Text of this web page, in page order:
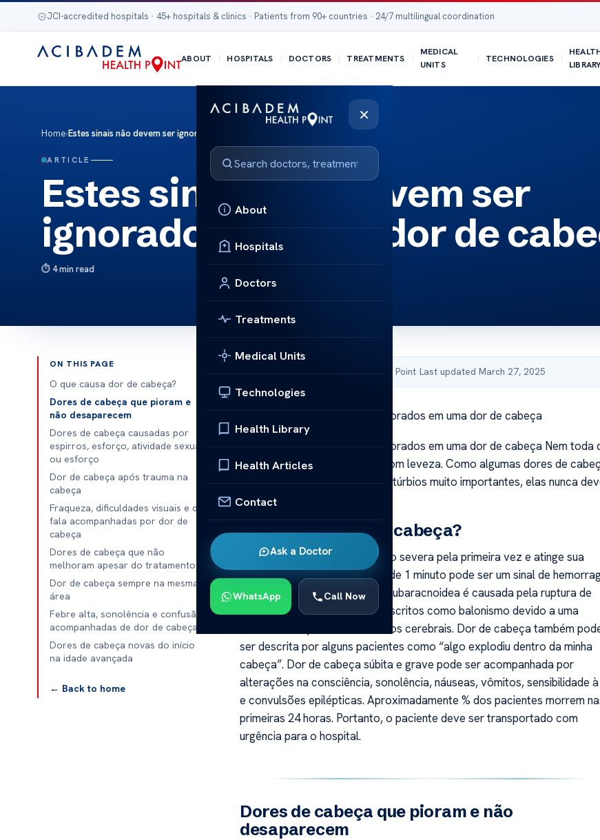
JCI-accredited hospitals · 45+ hospitals & clinics · Patients from 90+ countries · 24/7 multilingual coordination
ABOUT HOSPITALS DOCTORS TREATMENTS
MEDICAL
UNITS
TECHNOLOGIES
×
About
Hospitals
Doctors
Treatments
Medical Units
Technologies
Health Library
Health Articles
Contact
Ask a Doctor
WhatsApp Call Now
Home›Estes sinais não devem ser ignorados em uma dor de cabeça
ARTICLE
Estes sinais não devem ser
ignorados em uma dor de
4 min read
ON THIS PAGE
O que causa dor de cabeça?
Dores de cabeça que pioram e
não desaparecem
Dores de cabeça causadas por
espirros, esforço, atividade sexual
ou esforço
Dor de cabeça após trauma na
cabeça
Fraqueza, dificuldades visuais e de
fala acompanhadas por dor de
cabeça
Dores de cabeça que não
melhoram apesar do tratamento
Dor de cabeça sempre na mesma
área
Febre alta, sonolência e confusão
acompanhadas de dor de cabeça
Dores de cabeça novas do início
na idade avançada
← Back to home
Published by Acibadem Health Point·Last updated March 27, 2025
Estes sinais não devem ser ignorados em uma dor de cabeça
Estes sinais não devem ser ignorados em uma dor de cabeça Nem toda
de cabeça deve ser tomada com leveza. Como algumas dores de
podem ser um prenúncio de distúrbios muito importantes, elas nunca
ser negligenciadas.
O que causa dor de cabeça?
Uma dor de cabeça que é muito severa pela primeira vez e atinge sua
intensidade máxima em cerca de 1 minuto pode ser um sinal de
subaracnoidea. A hemorragia subaracnoidea é causada pela ruptura de
aneurismas, que podem ser descritos como balonismo devido a uma
anomalia nas paredes dos vasos cerebrais. Dor de cabeça também
ser descrita por alguns pacientes como “algo explodiu dentro da minha
cabeça”. Dor de cabeça súbita e grave pode ser acompanhada por
alterações na consciência, sonolência, náuseas, vômitos, sensibilidade
e convulsões epilépticas. Aproximadamente % dos pacientes morrem
primeiras 24 horas. Portanto, o paciente deve ser transportado com
urgência para o hospital.
Dores de cabeça que pioram e não
desaparecem